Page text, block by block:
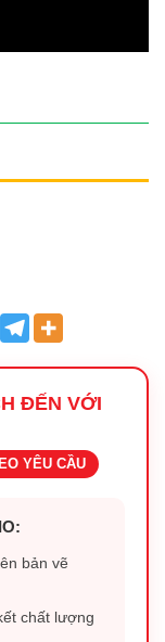
ĐẾN VỚI
YÊU CẦU
bản vẽ
chất lượng